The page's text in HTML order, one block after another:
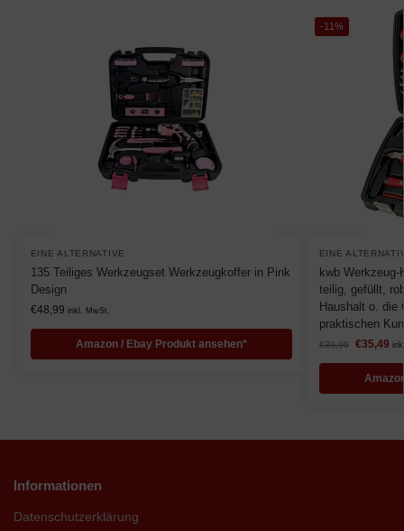
EINE ALTERNATIVE
135 Teiliges Werkzeugset Werkzeugkoffer in Pink
Design
€48,99 inkl. MwSt.
Amazon / Ebay Produkt ansehen*
-11%
EINE
kwb
teilig, gefüllt,
Haushalt o. die
praktischen
€39,99 €35,49
Informationen
Datenschutzerklärung